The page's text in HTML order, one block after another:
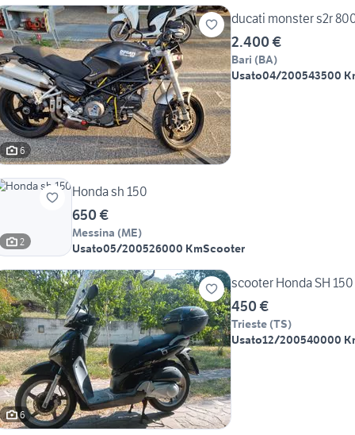
6
ducati monster s2r
2.400 €
Bari (BA)
Usato04/200543500
2
Honda sh 150
650 €
Messina (ME)
Usato05/200526000 KmScooter
6
scooter Honda SH 150
450 €
Trieste (TS)
Usato12/200540000